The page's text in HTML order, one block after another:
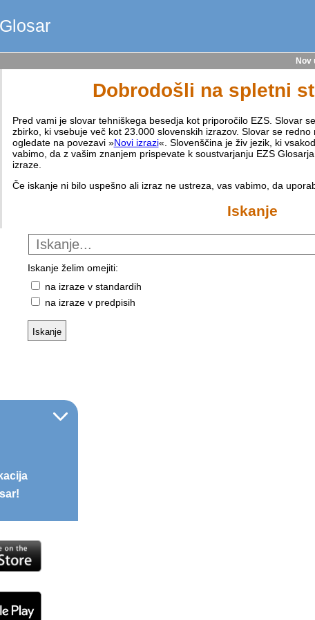
Nov
Dobrodošli na spletni
Pred vami je slovar tehniškega besedja kot priporočilo EZS. Slovar
zbirko, ki vsebuje več kot 23.000 slovenskih izrazov. Slovar se
ogledate na povezavi »Novi izrazi«. Slovenščina je živ jezik, ki
vabimo, da z vašim znanjem prispevate k soustvarjanju EZS
izraze.
Če iskanje ni bilo uspešno ali izraz ne ustreza, vas vabimo, da
Iskanje
Iskanje želim omejiti:
na izraze v standardih
na izraze v predpisih